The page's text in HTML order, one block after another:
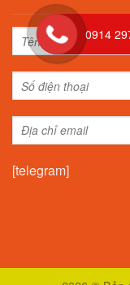
[telegram]
0914